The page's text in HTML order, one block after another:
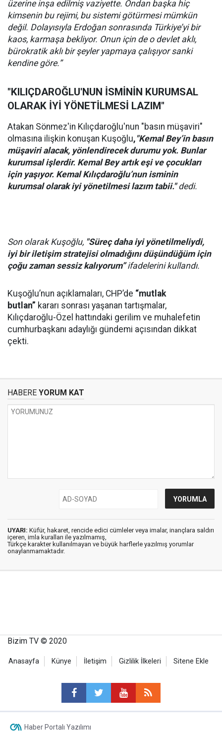
üzerine inşa edilmiş vaziyette. Ondan başka hiç
kimsenin bu rejimi, bu sistemi götürmesi mümkün
değil. Dolayısıyla Erdoğan sonrasında Türkiye’yi bir
kaos, karmaşa bekliyor. Onun için de o devlet aklı,
bürokratik aklı bir şeyler yapmaya çalışıyor sanki
kendine göre.”
"KILIÇDAROĞLU'NUN İSMİNİN KURUMSAL
OLARAK İYİ YÖNETİLMESİ LAZIM"
Atakan Sönmez'in Kılıçdaroğlu'nun "basın müşaviri"
olmasına ilişkin konuşan Kuşoğlu,"Kemal Bey’in basın
müşaviri alacak, yönlendirecek durumu yok. Bunlar
kurumsal işlerdir. Kemal Bey artık eşi ve çocukları
için yaşıyor. Kemal Kılıçdaroğlu’nun isminin
kurumsal olarak iyi yönetilmesi lazım tabii."dedi.
Son olarak Kuşoğlu, "Süreç daha iyi yönetilmeliydi,
iyi bir iletişim stratejisi olmadığını düşündüğüm için
çoğu zaman sessiz kalıyorum”ifadelerini kullandı.
Kuşoğlu’nun açıklamaları, CHP’de “mutlak
butlan” kararı sonrası yaşanan tartışmalar,
Kılıçdaroğlu-Özel hattındaki gerilim ve muhalefetin
cumhurbaşkanı adaylığı gündemi açısından dikkat
çekti.
HABERE YORUM KAT
UYARI: Küfür, hakaret, rencide edici cümleler veya imalar, inançlara saldırı
içeren, imla kuralları ile yazılmamış,
Türkçe karakter kullanılmayan ve büyük harflerle yazılmış yorumlar
onaylanmamaktadır.
Bizim TV © 2020
Anasayfa Künye İletişim Gizlilik İlkeleri Sitene Ekle
Haber Portalı Yazılımı